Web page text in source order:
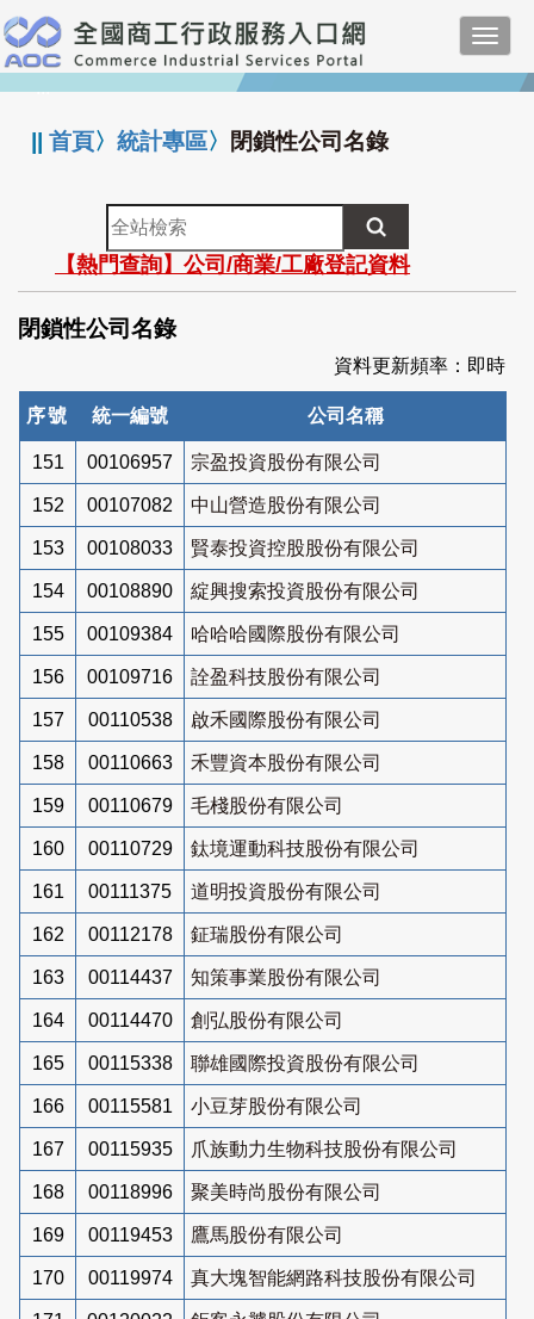
跳
到
主
要
:::
||首頁〉統計專區〉 閉鎖性公司名錄
全
站
檢
索
【熱門查詢】公司/商業/工廠登記資料
閉鎖性公司名錄
資料更新頻率：即時
序號 統一編號 公司名稱
151 00106957 宗盈投資股份有限公司
152 00107082 中山營造股份有限公司
153 00108033 賢泰投資控股股份有限公司
154 00108890 綻興搜索投資股份有限公司
155 00109384 哈哈哈國際股份有限公司
156 00109716 詮盈科技股份有限公司
157 00110538 啟禾國際股份有限公司
158 00110663 禾豐資本股份有限公司
159 00110679 毛棧股份有限公司
160 00110729 鈦境運動科技股份有限公司
161 00111375 道明投資股份有限公司
162 00112178 鉦瑞股份有限公司
163 00114437 知策事業股份有限公司
164 00114470 創弘股份有限公司
165 00115338 聯雄國際投資股份有限公司
166 00115581 小豆芽股份有限公司
167 00115935 爪族動力生物科技股份有限公司
168 00118996 聚美時尚股份有限公司
169 00119453 鷹馬股份有限公司
170 00119974 真大塊智能網路科技股份有限公司